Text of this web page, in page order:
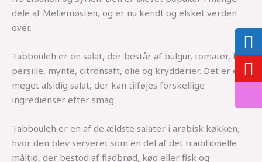
dele af Mellemøsten, og er nu kendt og elsket verden
over.
Tabbouleh er en salat, der består af bulgur, tomater, løg,
persille, mynte, citronsaft, olie og krydderier. Det er en
meget alsidig salat, der kan tilføjes forskellige
ingredienser efter smag.
Tabbouleh er en af de ældste salater i arabisk køkken,
hvor den blev serveret som en del af det traditionelle
måltid, der bestod af fladbrød, kød eller fisk og